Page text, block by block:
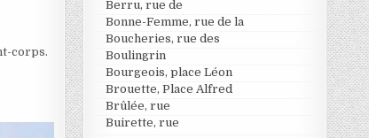
corps.
Berru, rue de
Bonne-Femme, rue de la
Boucheries, rue des
Boulingrin
Bourgeois, place Léon
Brouette, Place Alfred
Brûlée, rue
Buirette, rue